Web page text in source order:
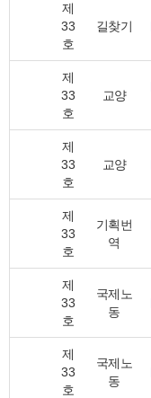
제
33
호
길찾기
제
33
호
교양
제
33
호
교양
제
33
호
기획번
역
제
33
호
국제노
동
제
33
호
국제노
동